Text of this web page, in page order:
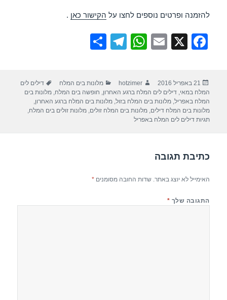
להזמנה ופרטים נוספים לחצו על הקישור כאן .
F
e
b
o
k
X
E
W
s
A
T
gr
a
e
פורסם
בתאריך
21 באפריל 2016 מחבר
hotzimer קטגוריות
מלונות בים המלח תגיות
דילים לים
המלח במאי,דילים לים המלח ברגע האחרון, חופשה בים המלח,מלונות בים
המלח באפריל,מלונות בים המלח בזול,מלונות בים המלח ברגע האחרון,
מלונות בים המלח דילים,מלונות בים המלח זולים,מלונות זולים בים המלח,
תגיות דילים לים המלח באפריל
כתיבת תגובה
האימייל לא יוצג באתר. שדות החובה מסומנים*
התגובה שלך *